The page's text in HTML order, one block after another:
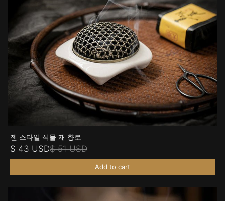
젠 스타일 식물 재 향로
$ 43 USD$ 51 USD
Add to cart